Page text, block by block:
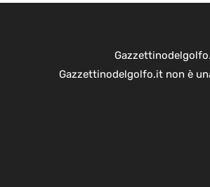
Gazzettinodelgolfo.it non è